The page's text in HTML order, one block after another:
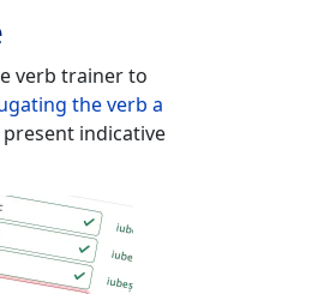
verb trainer to
the verb a
indicative